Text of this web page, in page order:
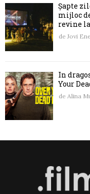
Șapte
mijloc
revine
de Jovi Ene
În
Your
de Alina